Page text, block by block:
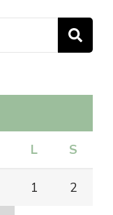
L S
1 2